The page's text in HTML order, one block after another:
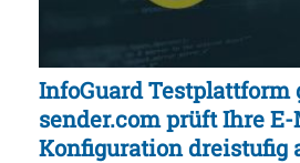
InfoGuard Testplattform
sender.com prüft Ihre
Konfiguration dreistufig